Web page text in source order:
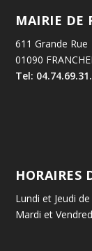
MAIRIE DE
611 Grande Rue
01090
Tel:
HORAIRES
Lundi et Jeudi
Mardi et